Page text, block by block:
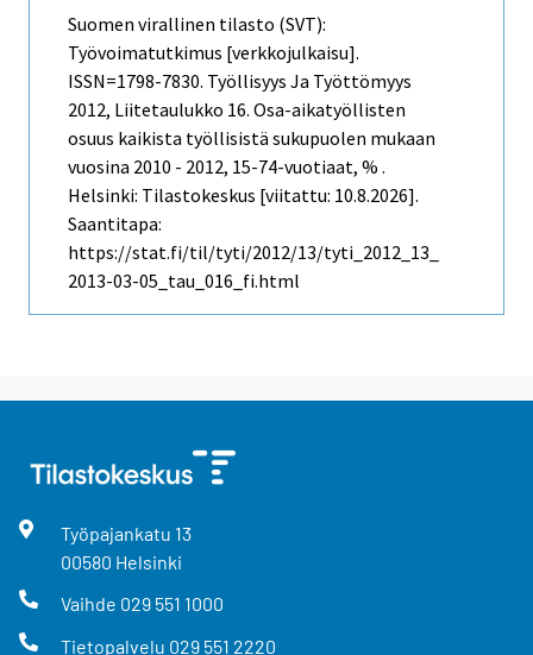
Suomen virallinen tilasto (SVT):
Työvoimatutkimus [verkkojulkaisu].
ISSN=1798-7830. Työllisyys Ja Työttömyys
2012, Liitetaulukko 16. Osa-aikatyöllisten
osuus kaikista työllisistä sukupuolen mukaan
vuosina 2010 - 2012, 15-74-vuotiaat, % .
Helsinki: Tilastokeskus [viitattu: 10.8.2026].
Saantitapa:
https://stat.fi/til/tyti/2012/13/tyti_2012_13_
2013-03-05_tau_016_fi.html
Työpajankatu 13
00580 Helsinki
Vaihde 029 551 1000
Tietopalvelu 029 551 2220